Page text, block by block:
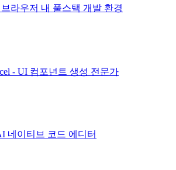
브라우저 내 풀스택 개발 환경
- UI 컴포넌트 생성 전문가
네이티브 코드 에디터